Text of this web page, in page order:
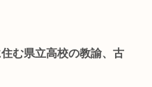
む県立高校の教諭、古